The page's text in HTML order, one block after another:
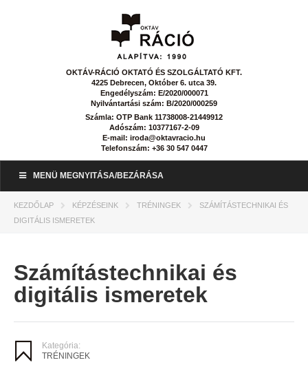
OKTÁV-RÁCIÓ OKTATÓ ÉS SZOLGÁLTATÓ KFT.
4225 Debrecen, Október 6. utca 39.
Engedélyszám: E/2020/000071
Nyilvántartási szám: B/2020/000259
Számla: OTP Bank 11738008-21449912
Adószám: 10377167-2-09
E-mail: iroda@oktavracio.hu
Telefonszám: +36 30 547 0447
MENÜ MEGNYITÁSA/BEZÁRÁSA
KEZDŐLAP KÉPZÉSEINK TRÉNINGEK
SZÁMÍTÁSTECHNIKAI ÉS
DIGITÁLIS ISMERETEK
Számítástechnikai és
digitális ismeretek
Kategória:
TRÉNINGEK